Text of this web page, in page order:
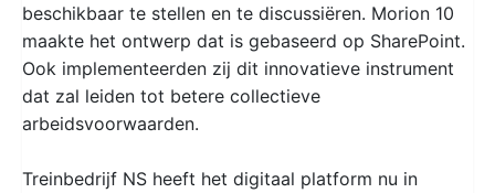
beschikbaar te stellen en te discussiëren. Morion 10
maakte het ontwerp dat is gebaseerd op SharePoint.
Ook implementeerden zij dit innovatieve instrument
dat zal leiden tot betere collectieve
arbeidsvoorwaarden.
Treinbedrijf NS heeft het digitaal platform nu in